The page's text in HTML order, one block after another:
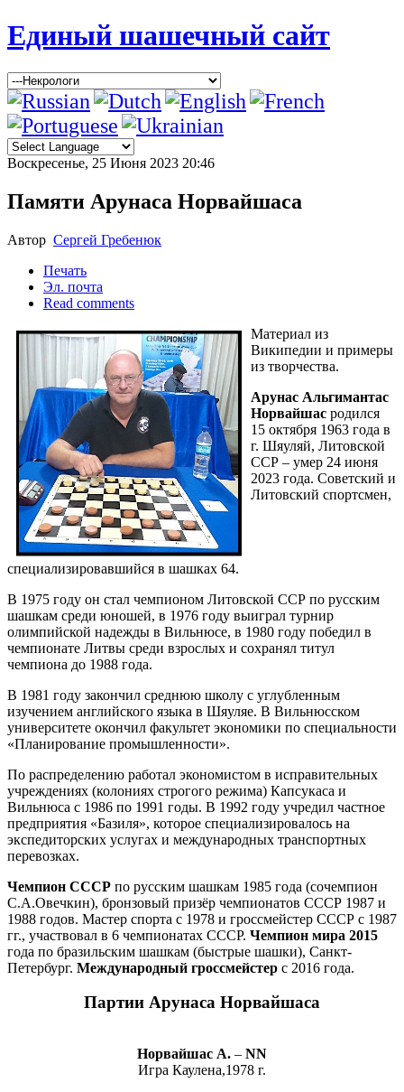
Единый шашечный сайт
Воскресенье, 25 Июня 2023 20:46
Памяти Арунаса Норвайшаса
Автор Сергей Гребенюк
Печать
Эл. почта
Read comments
Материал из
Википедии и примеры
из творчества.
Арунас Альгимантас
Норвайшас родился
15 октября 1963 года в
г. Шяуляй, Литовской
ССР – умер 24 июня
2023 года. Советский и
Литовский спортсмен,
специализировавшийся в шашках 64.
В 1975 году он стал чемпионом Литовской ССР по русским
шашкам среди юношей, в 1976 году выиграл турнир
олимпийской надежды в Вильнюсе, в 1980 году победил в
чемпионате Литвы среди взрослых и сохранял титул
чемпиона до 1988 года.
В 1981 году закончил среднюю школу с углубленным
изучением английского языка в Шяуляе. В Вильнюсском
университете окончил факультет экономики по специальности
«Планирование промышленности».
По распределению работал экономистом в исправительных
учреждениях (колониях строгого режима) Капсукаса и
Вильнюса с 1986 по 1991 годы. В 1992 году учредил частное
предприятия «Базиля», которое специализировалось на
экспедиторских услугах и международных транспортных
перевозках.
Чемпион СССР по русским шашкам 1985 года (сочемпион
С.А.Овечкин), бронзовый призёр чемпионатов СССР 1987 и
1988 годов. Мастер спорта с 1978 и гроссмейстер СССР с 1987
гг., участвовал в 6 чемпионатах СССР. Чемпион мира 2015
года по бразильским шашкам (быстрые шашки), Санкт-
Петербург. Международный гроссмейстер с 2016 года.
Партии Арунаса Норвайшаса
Норвайшас А. – NN
Игра Каулена,1978 г.